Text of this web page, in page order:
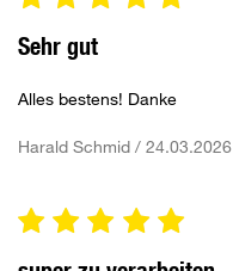
Sehr gut
Alles bestens! Danke
Harald Schmid / 24.03.2026